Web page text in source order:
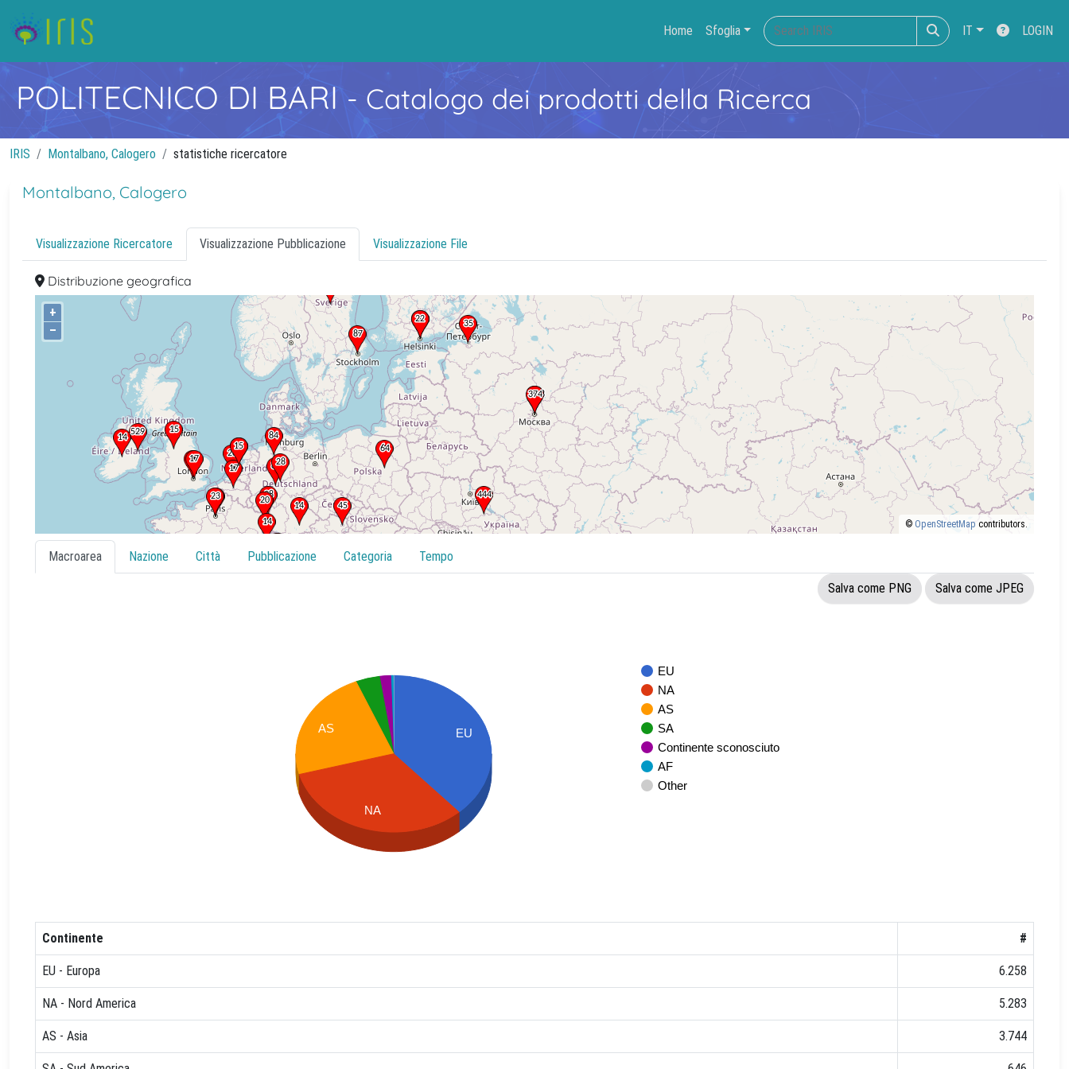
Home Sfoglia IT LOGIN
POLITECNICO DI BARI- Catalogo dei prodotti della Ricerca
IRIS Montalbano, Calogero statistiche ricercatore
Montalbano, Calogero
Visualizzazione Ricercatore Visualizzazione Pubblicazione Visualizzazione File
Distribuzione geografica
+
–
© OpenStreetMap contributors.
Macroarea Nazione Città Pubblicazione Categoria Tempo
Salva come PNG Salva come JPEG
EU
NA
AS
SA
Continente sconosciuto
AF
Other
EU
AS
NA
Continente #
EU - Europa 6.258
NA - Nord America 5.283
AS - Asia 3.744